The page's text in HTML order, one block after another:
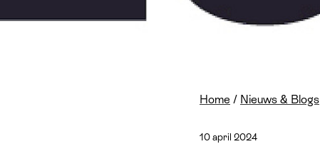
Home / Nieuws & Blogs
10 april 2024